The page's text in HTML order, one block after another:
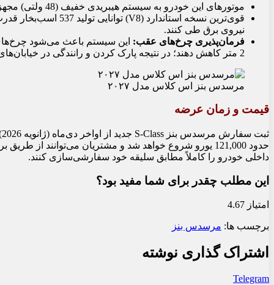
موتورهای این خودرو به سیستم هیبریدی خفیف (48 ولتی)
قوی‌ترین نسخه استاندارد (V8) توانایی تولید
537 اسب‌بخار
نیروی برق طی کنند.
فرمان‌پذیری چرخ‌های عقب: این سیستم باعث می‌شود
2 متر کاهش دهند؛ در نتیجه پارک کردن و رانندگی در
مرسدس بنز اس کلاس مدل ۲۰۲۷
قیمت و زمان عرضه
ثبت سفارش مرسدس بنز S-Class جدید از اواخر دی‌ماه (ژانویه 2026
حدود 121,000
داخلی خودرو را کاملاً مطابق سلیقه خود سفارشی‌سازی کنند.
این مطلب چقدر برای شما مفید بود؟
امتیاز 4.67
برچسب ها: مرسدس بنز
اشتراک گذاری نوشته
Telegram